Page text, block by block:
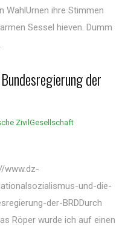
WahlUrnen ihre Stimmen
Sessel hieven. Dumm
der
ZivilGesellschaft
www.dz-
und-die-
der-BRDDurch
Röper wurde ich auf einen